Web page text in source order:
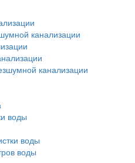
канализации
канализации
воды
воды
воды